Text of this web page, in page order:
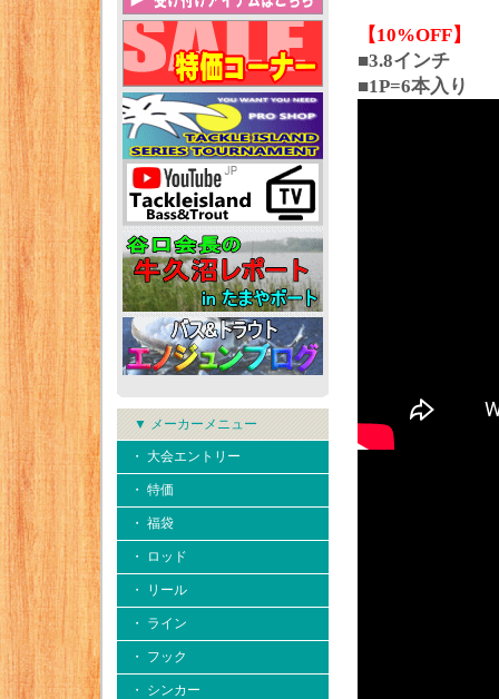
▼ メーカーメニュー
・ 大会エントリー
・ 特価
・ 福袋
・ ロッド
・ リール
・ ライン
・ フック
・ シンカー
【10%OFF】
■3.8インチ
■1P=6本入り